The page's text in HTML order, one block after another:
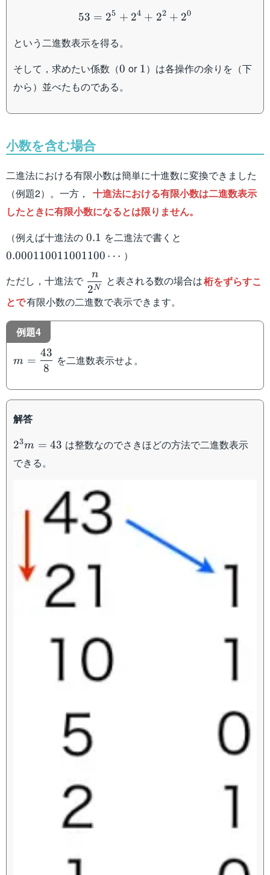
53=2^5+2^4+2^2+2^0
53 = 25 + 24 + 22 + 20
という二進数表示を得る。
そして，求めたい係数（0
0 or 1
1）は各操作の余りを（下
から）並べたものである。
小数を含む場合
二進法における有限小数は簡単に十進数に変換できました
（例題2）。一方， 十進法における有限小数は二進数表示
したときに有限小数になるとは限りません。
（例えば十進法の 0.1
0.1 を二進法で書くと
0.000110011001100 ⋯ ）
ただし，十進法で \dfrac{n}
{2^N}
2N
n
と表される数の場合は桁をずらすこ
とで有限小数の二進数で表示できます。
例題4
m=\dfrac{43}
{8}
m =
8
43
を二進数表示せよ。
解答
2^3m=43
23m = 43 は整数なのでさきほどの方法で二進数表示
できる。